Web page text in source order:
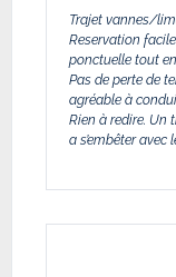
Trajet vannes/
Reservation
ponctuelle tout
Pas de perte de
agréable à
Rien à redire.
a s’embêter